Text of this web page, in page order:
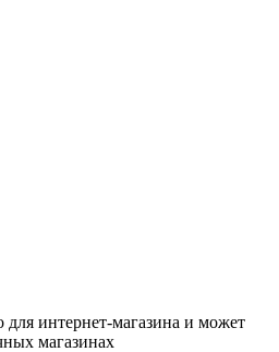
для интернет-магазина и может
магазинах